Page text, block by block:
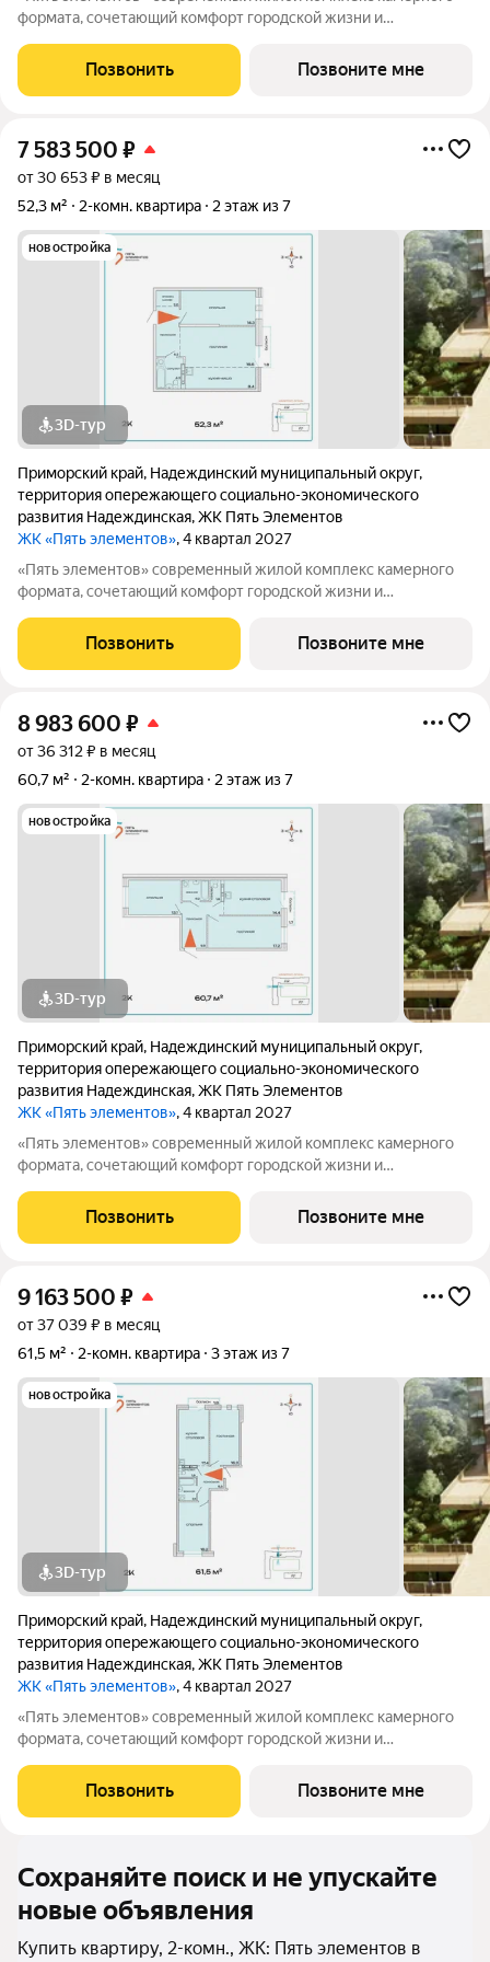
формата, сочетающий комфорт городской жизни и
вышел в финал Всероссийской архитектурно-девелоперской
премии Real Estate Property Awards 2025
Позвонить Позвоните мне
7 583 500 ₽
от 30 653 ₽ в месяц
52,3 м²
2-комн. квартира 2 этаж из 7
новостройка
3D-тур
Приморский край, Надеждинский муниципальный округ,
территория опережающего социально-экономического
развития Надеждинская,ЖК Пять Элементов
ЖК «Пять элементов», 4 квартал 2027
«Пять элементов» современный жилой комплекс камерного
формата, сочетающий комфорт городской жизни и
вышел в финал Всероссийской архитектурно-девелоперской
премии Real Estate Property Awards 2025
Позвонить Позвоните мне
8 983 600 ₽
от 36 312 ₽ в месяц
60,7 м²
2-комн. квартира 2 этаж из 7
новостройка
3D-тур
Приморский край, Надеждинский муниципальный округ,
территория опережающего социально-экономического
развития Надеждинская,ЖК Пять Элементов
ЖК «Пять элементов», 4 квартал 2027
«Пять элементов» современный жилой комплекс камерного
формата, сочетающий комфорт городской жизни и
вышел в финал Всероссийской архитектурно-девелоперской
премии Real Estate Property Awards 2025
Позвонить Позвоните мне
9 163 500 ₽
от 37 039 ₽ в месяц
61,5 м²
2-комн. квартира 3 этаж из 7
новостройка
3D-тур
Приморский край, Надеждинский муниципальный округ,
территория опережающего социально-экономического
развития Надеждинская,ЖК Пять Элементов
ЖК «Пять элементов», 4 квартал 2027
«Пять элементов» современный жилой комплекс камерного
формата, сочетающий комфорт городской жизни и
вышел в финал Всероссийской архитектурно-девелоперской
премии Real Estate Property Awards 2025
Позвонить Позвоните мне
Сохраняйте поиск и не упускайте
новые объявления
Купить квартиру, 2-комн., ЖК: Пять элементов в